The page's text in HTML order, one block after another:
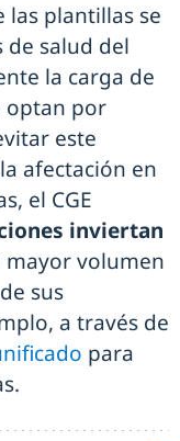
las plantillas se
de salud del
la carga de
optan por
este
afectación en
el CGE
inviertan
mayor volumen
sus
a través de
para